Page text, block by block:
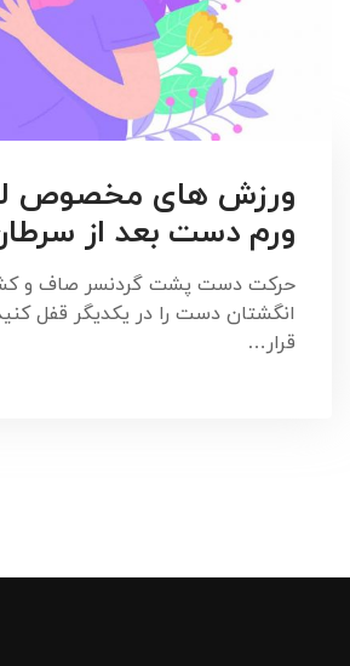
ورزش های مخصوص
ورم دست بعد از
حركت دست پشت گردنسر صاف و
انگشتان دست را در يكديگر قفل
قرار…